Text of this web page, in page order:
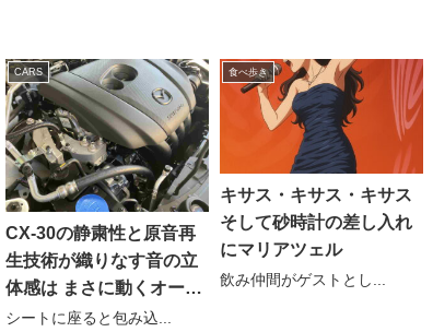
CARS
CX-30の静粛性と原音再
生技術が織りなす音の立
体感は まさに動くオーデ
ィオルーム
シートに座ると包み込...
食べ歩き
キサス・キサス・キサス
そして砂時計の差し入れ
にマリアツェル
飲み仲間がゲストとし...